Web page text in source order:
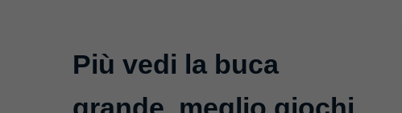
Più vedi la buca